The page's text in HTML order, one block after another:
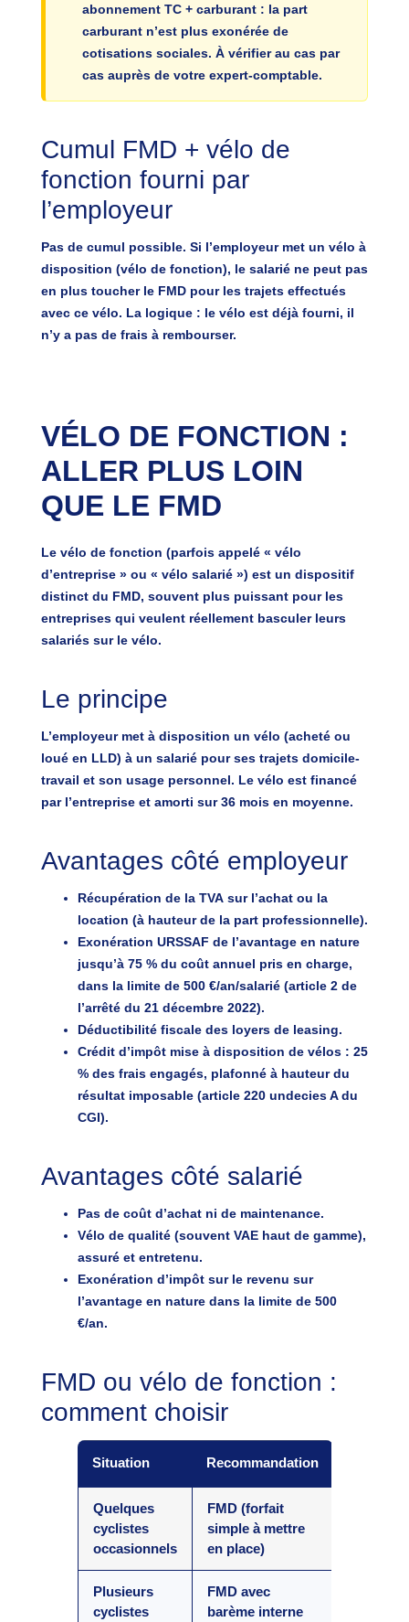
abonnement TC + carburant : la part
carburant n’est plus exonéréede
cotisations sociales. À vérifier au cas par
cas auprès de votre expert-comptable.
Cumul FMD + vélo de
fonction fourni par
l’employeur
Pas de cumul possible. Si l’employeur met un vélo à
disposition (vélo de fonction), le salarié ne peut pas
en plus toucher le FMD pour les trajets effectués
avec ce vélo. La logique : le vélo est déjà fourni, il
n’y a pas de frais à rembourser.
VÉLO DE FONCTION :
ALLER PLUS LOIN
QUE LE FMD
Le vélo de fonction (parfois appelé « vélo
d’entreprise » ou « vélo salarié ») est un dispositif
distinct du FMD, souvent plus puissant pour les
entreprises qui veulent réellement basculer leurs
salariés sur le vélo.
Le principe
L’employeur met à disposition un vélo (acheté ou
loué en LLD) à un salarié pour ses trajets domicile-
travail et son usage personnel. Le vélo est financé
par l’entreprise et amorti sur 36 mois en moyenne.
Avantages côté employeur
Récupération de la TVAsur l’achat ou la
location (à hauteur de la part professionnelle).
Exonération URSSAF de l’avantage en nature
jusqu’à 75 % du coût annuel pris en charge,
dans la limite de 500 €/an/salarié (article 2 de
l’arrêté du 21 décembre 2022).
Déductibilité fiscaledes loyers de leasing.
Crédit d’impôt mise à disposition de vélos: 25
% des frais engagés, plafonné à hauteur du
résultat imposable (article 220 undecies A du
CGI).
Avantages côté salarié
Pas de coût d’achat ni de maintenance.
Vélo de qualité (souvent VAE haut de gamme),
assuré et entretenu.
Exonération d’impôt sur le revenu sur
l’avantage en nature dans la limite de 500
€/an.
FMD ou vélo de fonction :
comment choisir
Situation Recommandation
Quelques
cyclistes
occasionnels
FMD (forfait
simple à mettre
en place)
Plusieurs
cyclistes
FMD avec
barème interne